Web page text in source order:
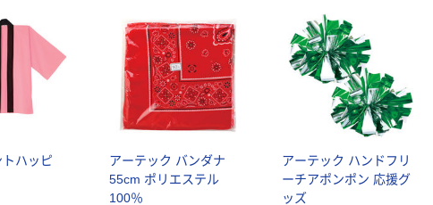
ハッピ
アーテック バンダナ
55cm ポリエステル
100％
アーテック ハンドフリ
ーチアポンポン 応援グ
ッズ